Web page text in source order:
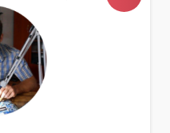
Мастер» для
в Киеве и области,
IT-
все заботы о вашей
гарантируем высокое